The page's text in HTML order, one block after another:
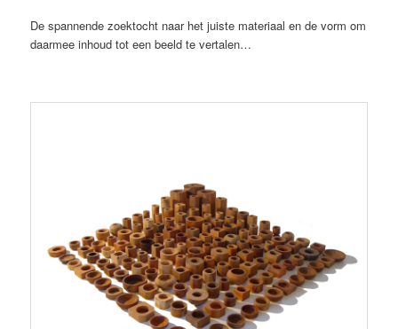
De spannende zoektocht naar het juiste materiaal en de vorm om
daarmee inhoud tot een beeld te vertalen…